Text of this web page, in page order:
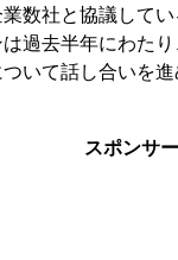
数社と協議してい
去半年にわたり
いて話し合いを進
スポンサ